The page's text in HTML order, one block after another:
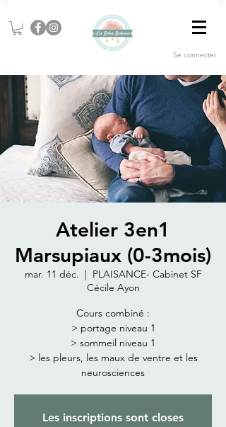
Se connecter
Atelier 3en1
Marsupiaux (0-3mois)
mar. 11 déc.
  |
PLAISANCE- Cabinet SF
Cécile Ayon
Cours combiné :
> portage niveau 1
> sommeil niveau 1
> les pleurs, les maux de ventre et les
neurosciences
Les inscriptions sont closes